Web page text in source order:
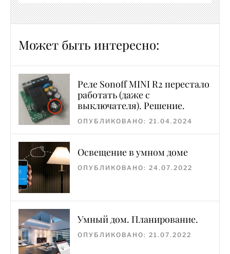
Может быть интересно:
Реле Sonoff MINI R2 перестало
работать (даже с
выключателя). Решение.
ОПУБЛИКОВАНО: 21.04.2024
Освещение в умном доме
ОПУБЛИКОВАНО: 24.07.2022
Умный дом. Планирование.
ОПУБЛИКОВАНО: 21.07.2022